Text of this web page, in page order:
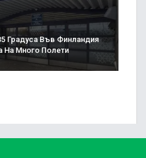
Градуса Във Финландия
На Много Полети